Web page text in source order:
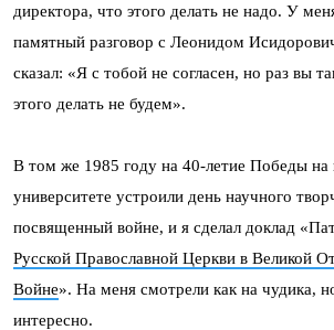
директора, что этого делать не надо. У
памятный разговор с Леонидом
сказал: «Я с тобой не согласен, но раз вы
этого делать не будем».
В том же 1985 году на 40-летие Победы
университете устроили день научного
посвященный войне, и я сделал доклад
Русской Православной Церкви в Великой
Войне». На меня смотрели как на чудика,
интересно.